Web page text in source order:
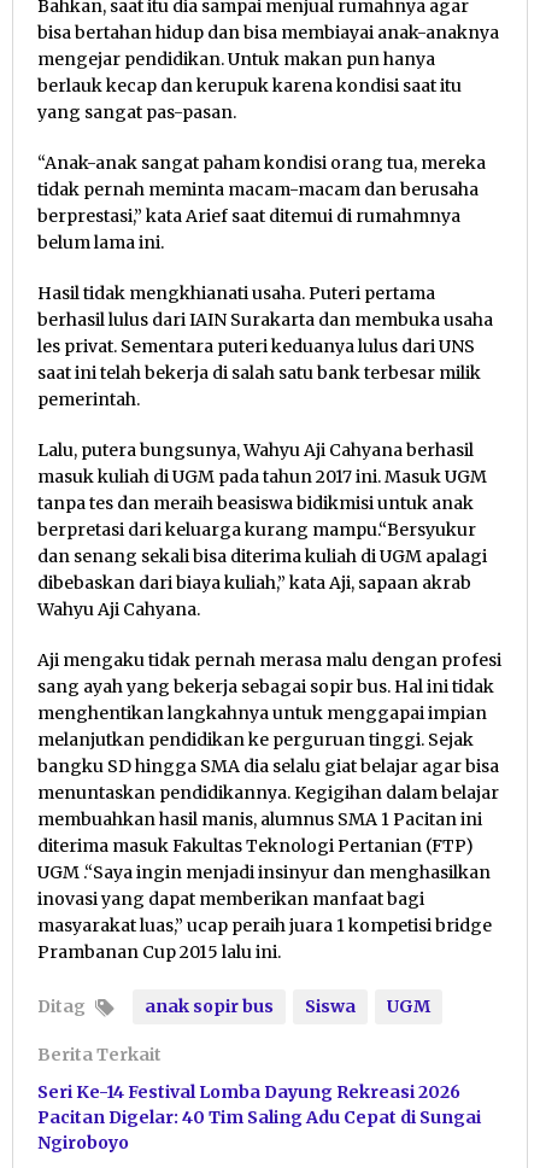
Bahkan, saat itu dia sampai menjual rumahnya agar
bisa bertahan hidup dan bisa membiayai anak-anaknya
mengejar pendidikan. Untuk makan pun hanya
berlauk kecap dan kerupuk karena kondisi saat itu
yang sangat pas-pasan.
“Anak-anak sangat paham kondisi orang tua, mereka
tidak pernah meminta macam-macam dan berusaha
berprestasi,” kata Arief saat ditemui di rumahmnya
belum lama ini.
Hasil tidak mengkhianati usaha. Puteri pertama
berhasil lulus dari IAIN Surakarta dan membuka usaha
les privat. Sementara puteri keduanya lulus dari UNS
saat ini telah bekerja di salah satu bank terbesar milik
pemerintah.
Lalu, putera bungsunya, Wahyu Aji Cahyana berhasil
masuk kuliah di UGM pada tahun 2017 ini. Masuk UGM
tanpa tes dan meraih beasiswa bidikmisi untuk anak
berpretasi dari keluarga kurang mampu.“Bersyukur
dan senang sekali bisa diterima kuliah di UGM apalagi
dibebaskan dari biaya kuliah,” kata Aji, sapaan akrab
Wahyu Aji Cahyana.
Aji mengaku tidak pernah merasa malu dengan profesi
sang ayah yang bekerja sebagai sopir bus. Hal ini tidak
menghentikan langkahnya untuk menggapai impian
melanjutkan pendidikan ke perguruan tinggi. Sejak
bangku SD hingga SMA dia selalu giat belajar agar bisa
menuntaskan pendidikannya. Kegigihan dalam belajar
membuahkan hasil manis, alumnus SMA 1 Pacitan ini
diterima masuk Fakultas Teknologi Pertanian (FTP)
UGM .“Saya ingin menjadi insinyur dan menghasilkan
inovasi yang dapat memberikan manfaat bagi
masyarakat luas,” ucap peraih juara 1 kompetisi bridge
Prambanan Cup 2015 lalu ini.
Ditag anak sopir bus Siswa UGM
Berita Terkait
Seri Ke-14 Festival Lomba Dayung Rekreasi 2026
Pacitan Digelar: 40 Tim Saling Adu Cepat di Sungai
Ngiroboyo